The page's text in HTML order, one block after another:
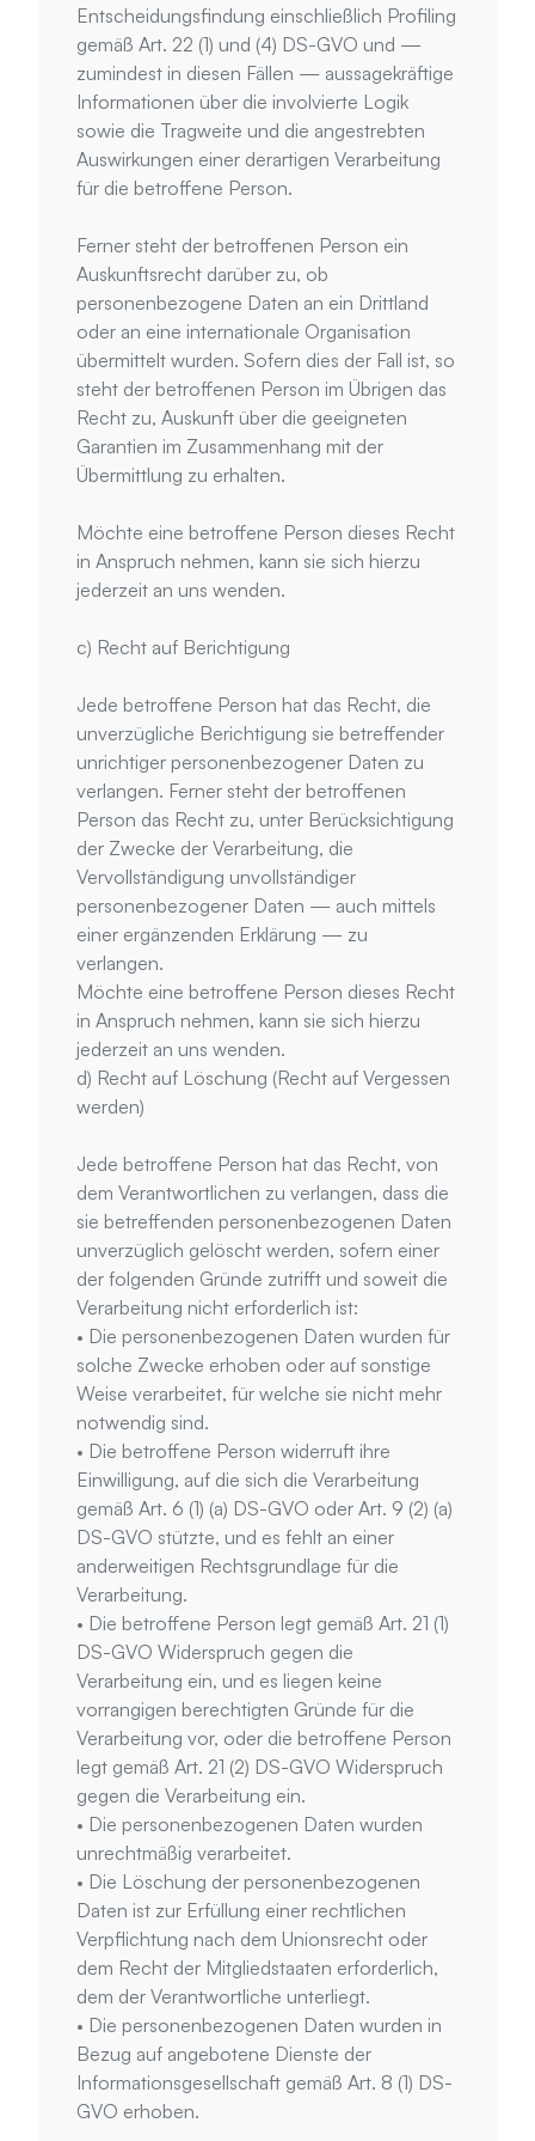
Entscheidungsfindung einschließlich Profiling
gemäß Art. 22 (1) und (4) DS-GVO und —
zumindest in diesen Fällen — aussagekräftige
Informationen über die involvierte Logik
sowie die Tragweite und die angestrebten
Auswirkungen einer derartigen Verarbeitung
für die betroffene Person.
Ferner steht der betroffenen Person ein
Auskunftsrecht darüber zu, ob
personenbezogene Daten an ein Drittland
oder an eine internationale Organisation
übermittelt wurden. Sofern dies der Fall ist, so
steht der betroffenen Person im Übrigen das
Recht zu, Auskunft über die geeigneten
Garantien im Zusammenhang mit der
Übermittlung zu erhalten.
Möchte eine betroffene Person dieses Recht
in Anspruch nehmen, kann sie sich hierzu
jederzeit an uns wenden.
c) Recht auf Berichtigung
Jede betroffene Person hat das Recht, die
unverzügliche Berichtigung sie betreffender
unrichtiger personenbezogener Daten zu
verlangen. Ferner steht der betroffenen
Person das Recht zu, unter Berücksichtigung
der Zwecke der Verarbeitung, die
Vervollständigung unvollständiger
personenbezogener Daten — auch mittels
einer ergänzenden Erklärung — zu
verlangen.
Möchte eine betroffene Person dieses Recht
in Anspruch nehmen, kann sie sich hierzu
jederzeit an uns wenden.
d) Recht auf Löschung (Recht auf Vergessen
werden)
Jede betroffene Person hat das Recht, von
dem Verantwortlichen zu verlangen, dass die
sie betreffenden personenbezogenen Daten
unverzüglich gelöscht werden, sofern einer
der folgenden Gründe zutrifft und soweit die
Verarbeitung nicht erforderlich ist:
• Die personenbezogenen Daten wurden für
solche Zwecke erhoben oder auf sonstige
Weise verarbeitet, für welche sie nicht mehr
notwendig sind.
• Die betroffene Person widerruft ihre
Einwilligung, auf die sich die Verarbeitung
gemäß Art. 6 (1) (a) DS-GVO oder Art. 9 (2) (a)
DS-GVO stützte, und es fehlt an einer
anderweitigen Rechtsgrundlage für die
Verarbeitung.
• Die betroffene Person legt gemäß Art. 21 (1)
DS-GVO Widerspruch gegen die
Verarbeitung ein, und es liegen keine
vorrangigen berechtigten Gründe für die
Verarbeitung vor, oder die betroffene Person
legt gemäß Art. 21 (2) DS-GVO Widerspruch
gegen die Verarbeitung ein.
• Die personenbezogenen Daten wurden
unrechtmäßig verarbeitet.
• Die Löschung der personenbezogenen
Daten ist zur Erfüllung einer rechtlichen
Verpflichtung nach dem Unionsrecht oder
dem Recht der Mitgliedstaaten erforderlich,
dem der Verantwortliche unterliegt.
• Die personenbezogenen Daten wurden in
Bezug auf angebotene Dienste der
Informationsgesellschaft gemäß Art. 8 (1) DS-
GVO erhoben.